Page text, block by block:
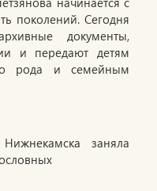
поколений. Сегодня
документы,
и передают детям
рода и семейным